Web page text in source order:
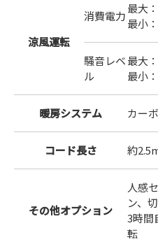
涼風運転
消費電力
最大
最小
騒音レベ
ル
最大
最小
暖房システム カー
コード長さ 約
その他オプション
人感
ン、
3時間
転